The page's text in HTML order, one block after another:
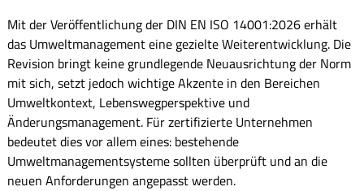
Mit der Veröffentlichung der DIN EN ISO 14001:2026 erhält
das Umweltmanagement eine gezielte Weiterentwicklung. Die
Revision bringt keine grundlegende Neuausrichtung der Norm
mit sich, setzt jedoch wichtige Akzente in den Bereichen
Umweltkontext, Lebenswegperspektive und
Änderungsmanagement. Für zertifizierte Unternehmen
bedeutet dies vor allem eines: bestehende
Umweltmanagementsysteme sollten überprüft und an die
neuen Anforderungen angepasst werden.